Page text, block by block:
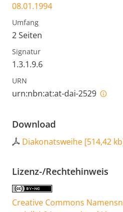
08.01.1994
Umfang
2 Seiten
Signatur
1.3.1.9.6
URN
urn:nbn:at:at-dai-2529
Download
Diakonatsweihe [514,42 kb
Lizenz-/Rechtehinweis
Creative Commons